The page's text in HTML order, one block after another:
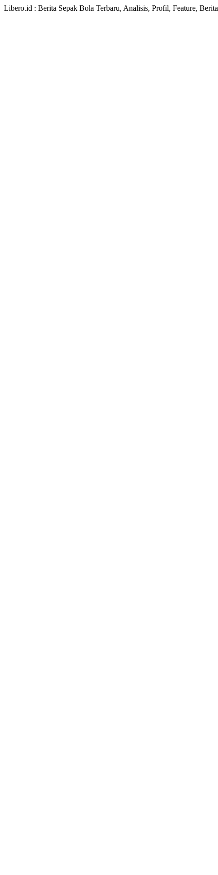
Libero.id : Berita Sepak Bola Terbaru, Analisis, Profil, Feature,